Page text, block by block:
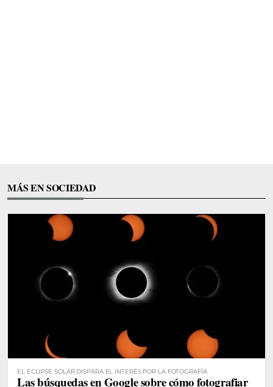
MÁS EN SOCIEDAD
EL ECLIPSE SOLAR DISPARA EL INTERÉS POR LA FOTOGRAFÍA
Las búsquedas en Google sobre cómo fotografiar